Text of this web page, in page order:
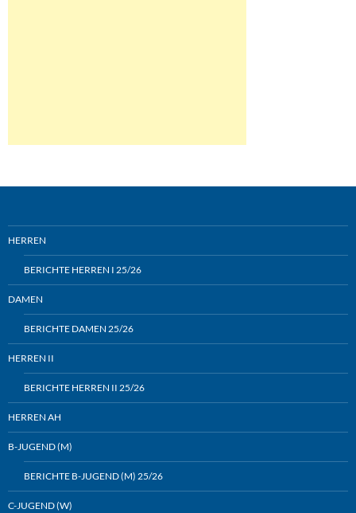
HERREN
BERICHTE HERREN I 25/26
DAMEN
BERICHTE DAMEN 25/26
HERREN II
BERICHTE HERREN II 25/26
HERREN AH
B-JUGEND (M)
BERICHTE B-JUGEND (M) 25/26
C-JUGEND (W)